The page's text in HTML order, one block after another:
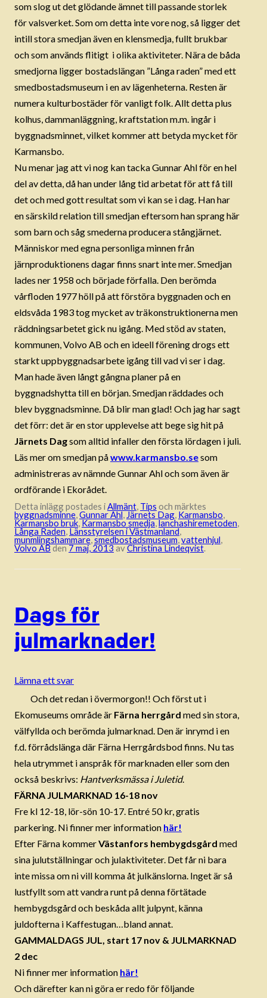
som slog ut det glödande ämnet till passande storlek
för valsverket. Som om detta inte vore nog, så ligger det
intill stora smedjan även en klensmedja, fullt brukbar
och som används flitigt i olika aktiviteter. Nära de båda
smedjorna ligger bostadslängan ”Långa raden” med ett
smedbostadsmuseum i en av lägenheterna. Resten är
numera kulturbostäder för vanligt folk. Allt detta plus
kolhus, dammanläggning, kraftstation m.m. ingår i
byggnadsminnet, vilket kommer att betyda mycket för
Karmansbo.
Nu menar jag att vi nog kan tacka Gunnar Ahl för en hel
del av detta, då han under lång tid arbetat för att få till
det och med gott resultat som vi kan se i dag. Han har
en särskild relation till smedjan eftersom han sprang här
som barn och såg smederna producera stångjärnet.
Människor med egna personliga minnen från
järnproduktionens dagar finns snart inte mer. Smedjan
lades ner 1958 och började förfalla. Den berömda
vårfloden 1977 höll på att förstöra byggnaden och en
eldsvåda 1983 tog mycket av träkonstruktionerna men
räddningsarbetet gick nu igång. Med stöd av staten,
kommunen, Volvo AB och en ideell förening drogs ett
starkt uppbyggnadsarbete igång till vad vi ser i dag.
Man hade även långt gångna planer på en
byggnadshytta till en början. Smedjan räddades och
blev byggnadsminne. Då blir man glad! Och jag har sagt
det förr: det är en stor upplevelse att bege sig hit på
Järnets Dagsom alltid infaller den första lördagen i juli.
Läs mer om smedjan påwww.karmansbo.sesom
administreras av nämnde Gunnar Ahl och som även är
ordförande i Ekorådet.
Detta inlägg postades iAllmänt, Tips och märktes
byggnadsminne,Gunnar Ahl, Järnets Dag, Karmansbo,
Karmansbo bruk, Karmansbo smedja,lanchashiremetoden,
Långa Raden, Länsstyrelsen i Västmanland,
munmlingshammare,smedbostadsmuseum,vattenhjul,
Volvo AB den 7 maj, 2013 avChristina Lindeqvist.
Dags för
julmarknader!
Lämna ett svar
Och det redan i övermorgon!! Och först ut i
Ekomuseums område är Färna herrgård med sin stora,
välfyllda och berömda julmarknad. Den är inrymd i en
f.d. förrådslänga där Färna Herrgårdsbod finns. Nu tas
hela utrymmet i anspråk för marknaden eller som den
också beskrivs: Hantverksmässa i Juletid.
FÄRNA JULMARKNAD 16-18 nov
Fre kl 12-18, lör-sön 10-17. Entré 50 kr, gratis
parkering. Ni finner mer information här!
Efter Färna kommerVästanfors hembygdsgård med
sina julutställningar och julaktiviteter. Det får ni bara
inte missa om ni vill komma åt julkänslorna. Inget är så
lustfyllt som att vandra runt på denna förtätade
hembygdsgård och beskåda allt julpynt, känna
juldofterna i Kaffestugan…bland annat.
GAMMALDAGS JUL, start 17 nov & JULMARKNAD
2 dec
Ni finner mer information här!
Och därefter kan ni göra er redo för följande